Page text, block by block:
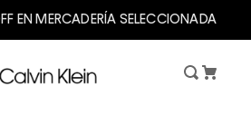
EN MERCADERÍA SELECCIONADA